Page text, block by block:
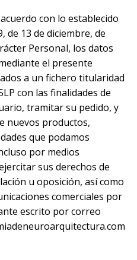
con lo establecido
de 13 de diciembre, de
Personal, los datos
el presente
a un fichero titularidad
con las finalidades de
tramitar su pedido, y
nuevos productos,
que podamos
por medios
sus derechos de
u oposición, así como
comerciales por
escrito por correo